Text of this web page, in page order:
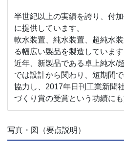
半世紀以上の実績を誇り、付
に提供しています。
軟水装置、純水装置、超純水
る幅広い製品を製造しています
近年、新製品である卓上純水/
では設計から関わり、短期間
協力し、2017年日刊工業新
づくり賞の受賞という功績にも
写真・図（要点説明）